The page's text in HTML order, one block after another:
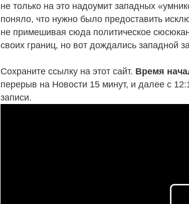
не только на это надоумит западных
поняло, что нужно было предоставить
не примешивая сюда политическое
своих границ, но вот дождались западной
Сохраните ссылку на этот сайт. Время
перерыв на Новости 15 минут, и далее с
записи.